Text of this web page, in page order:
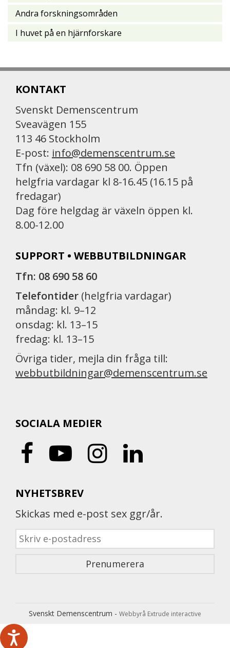
Andra forskningsområden
I huvet på en hjärnforskare
KONTAKT
Svenskt Demenscentrum
Sveavägen 155
113 46 Stockholm
E-post: info@demenscentrum.se
Tfn (växel): 08 690 58 00. Öppen
helgfria vardagar kl 8-16.45 (16.15 på
fredagar)
Dag före helgdag är växeln öppen kl.
8.00-12.00
SUPPORT • WEBBUTBILDNINGAR
Tfn: 08 690 58 60
Telefontider (helgfria vardagar)
måndag: kl. 9–12
onsdag: kl. 13–15
fredag: kl. 13–15
Övriga tider, mejla din fråga till:
webbutbildningar@demenscentrum.se
SOCIALA MEDIER
NYHETSBREV
Skickas med e-post sex ggr/år.
Svenskt Demenscentrum - Webbyrå Extrude interactive